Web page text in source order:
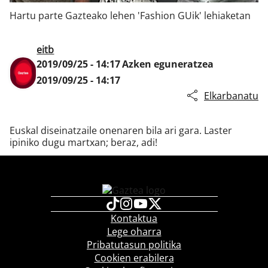
Klisk
Hartu parte Gazteako lehen 'Fashion GUik' lehiaketan
eitb
2019/09/25 - 14:17Azken eguneratzea
2019/09/25 - 14:17
Elkarbanatu
Euskal diseinatzaile onenaren bila ari gara. Laster
ipiniko dugu martxan; beraz, adi!
Kontaktua
Lege oharra
Pribatutasun politika
Cookien erabilera